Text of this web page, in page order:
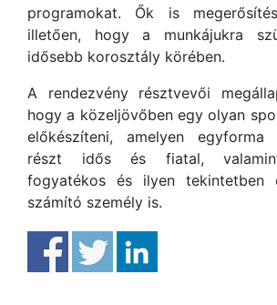
programokat. Ők is
illetően, hogy a munkájukra
idősebb korosztály körében.
A rendezvény résztvevői
hogy a közeljövőben egy olyan
előkészíteni, amelyen egyforma
részt idős és fiatal,
fogyatékos és ilyen tekintetben
számító személy is.